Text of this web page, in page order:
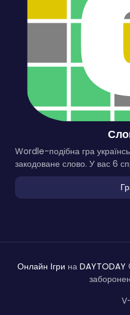
Wordle-подібна гра
закодоване слово. У вас 6
Онлайн Ігри на DAYTODAY